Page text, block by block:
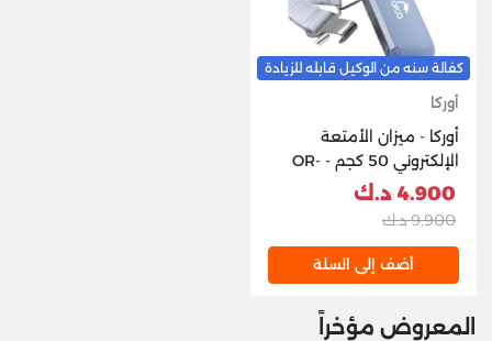
كفالة سنه من الوكيل قابله للزيادة
أوركا
أوركا - ميزان الأمتعة
الإلكتروني 50 كجم - OR-
940
4.900 د.ك
9.900 د.ك
أضف إلى السلة
المعروض مؤخراً